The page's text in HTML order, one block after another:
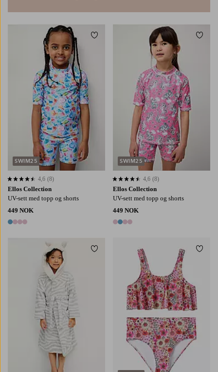
Ellos Collection
UV-sett med topp og shorts
449 NOK
4 farger
4,6 basert på 8 karaktergivninger
4,6 (8)
SWIM25
Legg til favoritter
110/116122/128
Ellos Collection
UV-sett med topp og shorts
449 NOK
4 farger
4,6 basert på 8 karaktergivninger
4,6 (8)
SWIM25
110/116122/128
Legg til favoritter
110/116122/128 134/140 158/164